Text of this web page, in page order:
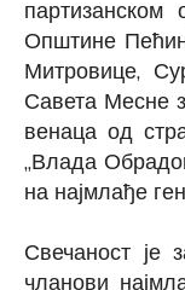
Општине
Митровице,
Савета Месне
венаца од
„Влада
на најмлађе
Свечаност је
чланови